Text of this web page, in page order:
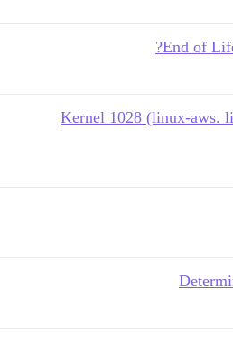
End of
Kernel 1028 (linux-aws.